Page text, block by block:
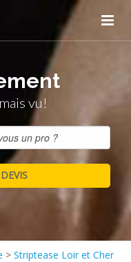
vu!
> Striptease Loir et Cher